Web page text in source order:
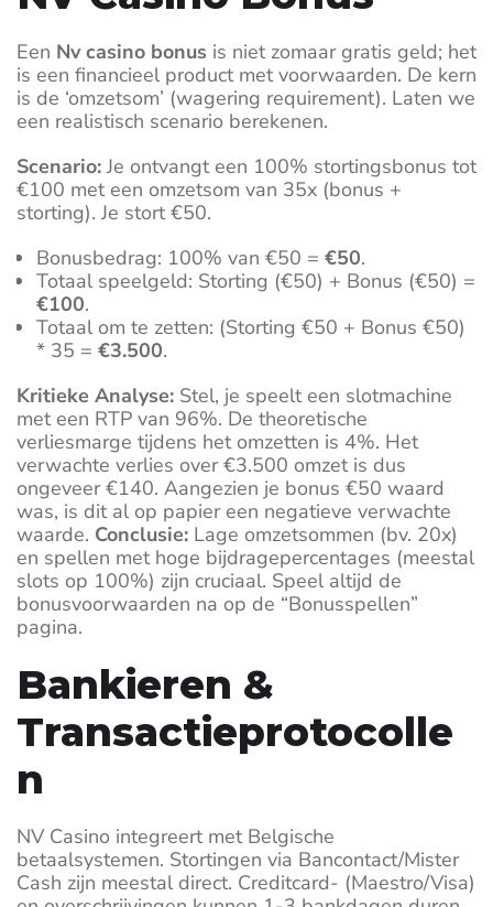
Een Nv casino bonus is niet zomaar gratis geld; het
is een financieel product met voorwaarden. De kern
is de ‘omzetsom’ (wagering requirement). Laten we
een realistisch scenario berekenen.
Scenario: Je ontvangt een 100% stortingsbonus tot
€100 met een omzetsom van 35x (bonus +
storting). Je stort €50.
Bonusbedrag: 100% van €50 = €50.
Totaal speelgeld: Storting (€50) + Bonus (€50) =
€100.
Totaal om te zetten: (Storting €50 + Bonus €50)
* 35 = €3.500.
Kritieke Analyse: Stel, je speelt een slotmachine
met een RTP van 96%. De theoretische
verliesmarge tijdens het omzetten is 4%. Het
verwachte verlies over €3.500 omzet is dus
ongeveer €140. Aangezien je bonus €50 waard
was, is dit al op papier een negatieve verwachte
waarde. Conclusie: Lage omzetsommen (bv. 20x)
en spellen met hoge bijdragepercentages (meestal
slots op 100%) zijn cruciaal. Speel altijd de
bonusvoorwaarden na op de “Bonusspellen”
pagina.
Bankieren &
Transactieprotocolle
n
NV Casino integreert met Belgische
betaalsystemen. Stortingen via Bancontact/Mister
Cash zijn meestal direct. Creditcard- (Maestro/Visa)